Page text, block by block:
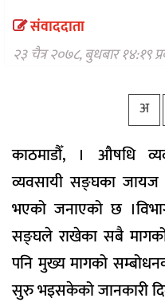
वैकल्पिक
चिकित्सा
भिडियो
संवाददाता
२३ चैत्र २०७८, बुधबार १४:१९
अ
काठमाडौँ, । औषधि
व्यवसायी सङ्घका जायज
भएको जनाएको छ
सङ्घले राखेका सबै
पनि मुख्य मागको
सुरु भइसकेको जानकारी